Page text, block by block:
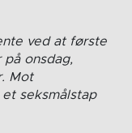
ved at første
onsdag,
Mot
seksmålstap